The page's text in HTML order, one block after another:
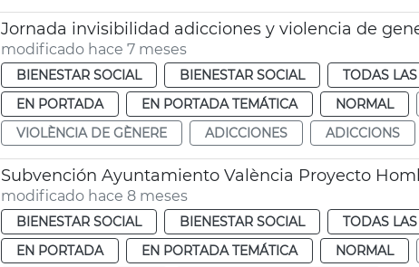
Jornada invisibilidad adicciones y violencia de
modificado hace 7 meses
BIENESTAR SOCIAL BIENESTAR SOCIAL TODAS
EN PORTADA
EN PORTADA TEMÁTICA NORMAL
VIOLÈNCIA DE GÈNERE
ADICCIONES ADICCIONS
Subvención Ayuntamiento València Proyecto
modificado hace 8 meses
BIENESTAR SOCIAL BIENESTAR SOCIAL TODAS
EN PORTADA
EN PORTADA TEMÁTICA NORMAL